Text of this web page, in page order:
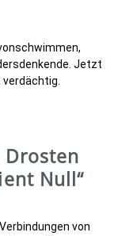
Jetzt
Null“
von